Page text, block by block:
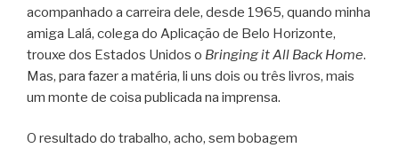
acompanhado a carreira dele, desde 1965, quando minha
amiga Lalá, colega do Aplicação de Belo Horizonte,
trouxe dos Estados Unidos o Bringing it All Back Home.
Mas, para fazer a matéria, li uns dois ou três livros, mais
um monte de coisa publicada na imprensa.
O resultado do trabalho, acho, sem bobagem